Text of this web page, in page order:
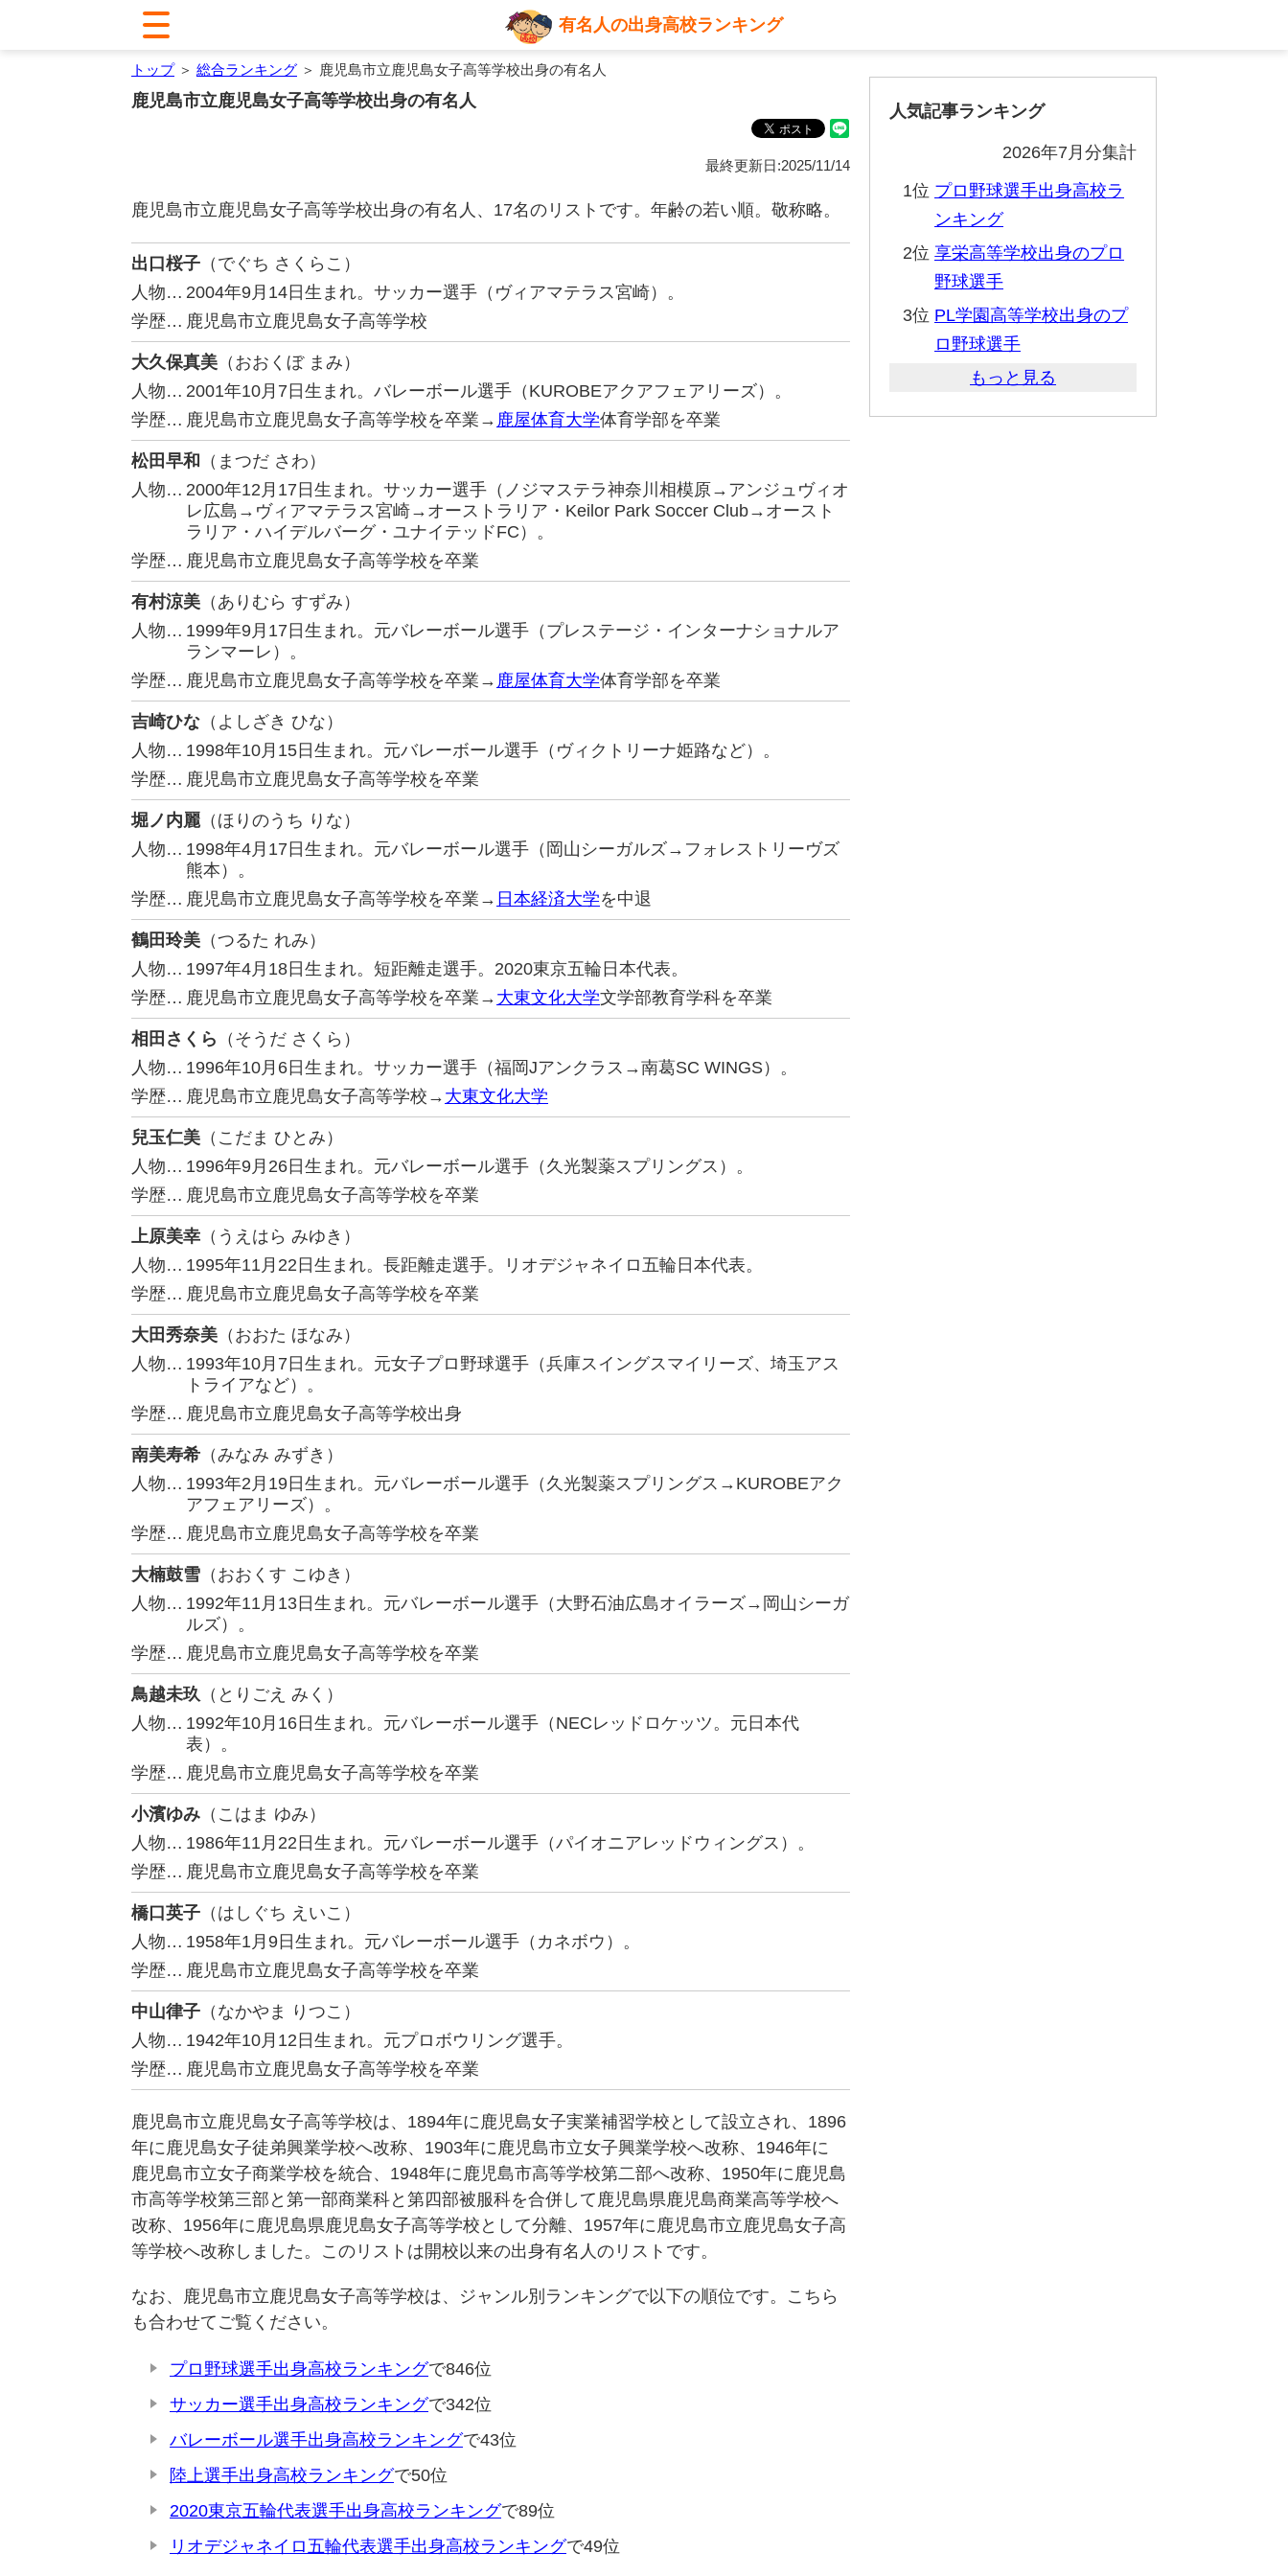
有名人の出身高校ランキング
トップ＞ 総合ランキング ＞ 鹿児島市立鹿児島女子高等学校出身の有名人
鹿児島市立鹿児島女子高等学校出身の有名人
最終更新日:2025/11/14
鹿児島市立鹿児島女子高等学校出身の有名人、17名のリストです。年齢の若い順。敬称略。
出口桜子 （でぐち さくらこ）
人物… 2004年9月14日生まれ。サッカー選手（ヴィアマテラス宮崎）。
学歴… 鹿児島市立鹿児島女子高等学校
大久保真美 （おおくぼ まみ）
人物… 2001年10月7日生まれ。バレーボール選手（KUROBEアクアフェアリーズ）。
学歴… 鹿児島市立鹿児島女子高等学校を卒業→ 鹿屋体育大学体育学部を卒業
松田早和
（まつだ さわ）
人物… 2000年12月17日生まれ。サッカー選手（ノジマステラ神奈川相模原→アンジュヴィオ
レ広島→ヴィアマテラス宮崎→オーストラリア・Keilor Park Soccer Club→オースト
ラリア・ハイデルバーグ・ユナイテッドFC）。
学歴… 鹿児島市立鹿児島女子高等学校を卒業
有村涼美 （ありむら すずみ）
人物… 1999年9月17日生まれ。元バレーボール選手（プレステージ・インターナショナルア
ランマーレ）。
学歴… 鹿児島市立鹿児島女子高等学校を卒業→ 鹿屋体育大学体育学部を卒業
吉崎ひな （よしざき ひな）
人物… 1998年10月15日生まれ。元バレーボール選手（ヴィクトリーナ姫路など）。
学歴… 鹿児島市立鹿児島女子高等学校を卒業
堀ノ内麗 （ほりのうち りな）
人物… 1998年4月17日生まれ。元バレーボール選手（岡山シーガルズ→フォレストリーヴズ
熊本）。
学歴… 鹿児島市立鹿児島女子高等学校を卒業→ 日本経済大学を中退
鶴田玲美 （つるた れみ）
人物… 1997年4月18日生まれ。短距離走選手。2020東京五輪日本代表。
学歴… 鹿児島市立鹿児島女子高等学校を卒業→ 大東文化大学文学部教育学科を卒業
相田さくら （そうだ さくら）
人物… 1996年10月6日生まれ。サッカー選手（福岡Jアンクラス→南葛SC WINGS）。
学歴… 鹿児島市立鹿児島女子高等学校→ 大東文化大学
兒玉仁美 （こだま ひとみ）
人物… 1996年9月26日生まれ。元バレーボール選手（久光製薬スプリングス）。
学歴… 鹿児島市立鹿児島女子高等学校を卒業
上原美幸 （うえはら みゆき）
人物… 1995年11月22日生まれ。長距離走選手。リオデジャネイロ五輪日本代表。
学歴… 鹿児島市立鹿児島女子高等学校を卒業
大田秀奈美 （おおた ほなみ）
人物… 1993年10月7日生まれ。元女子プロ野球選手（兵庫スイングスマイリーズ、埼玉アス
トライアなど）。
学歴… 鹿児島市立鹿児島女子高等学校出身
南美寿希 （みなみ みずき）
人物… 1993年2月19日生まれ。元バレーボール選手（久光製薬スプリングス→KUROBEアク
アフェアリーズ）。
学歴… 鹿児島市立鹿児島女子高等学校を卒業
大楠鼓雪 （おおくす こゆき）
人物… 1992年11月13日生まれ。元バレーボール選手（大野石油広島オイラーズ→岡山シーガ
ルズ）。
学歴… 鹿児島市立鹿児島女子高等学校を卒業
鳥越未玖 （とりごえ みく）
人物… 1992年10月16日生まれ。元バレーボール選手（NECレッドロケッツ。元日本代
表）。
学歴… 鹿児島市立鹿児島女子高等学校を卒業
小濱ゆみ （こはま ゆみ）
人物… 1986年11月22日生まれ。元バレーボール選手（パイオニアレッドウィングス）。
学歴… 鹿児島市立鹿児島女子高等学校を卒業
橋口英子 （はしぐち えいこ）
人物… 1958年1月9日生まれ。元バレーボール選手（カネボウ）。
学歴… 鹿児島市立鹿児島女子高等学校を卒業
中山律子 （なかやま りつこ）
人物… 1942年10月12日生まれ。元プロボウリング選手。
学歴… 鹿児島市立鹿児島女子高等学校を卒業
鹿児島市立鹿児島女子高等学校は、1894年に鹿児島女子実業補習学校として設立され、1896
年に鹿児島女子徒弟興業学校へ改称、1903年に鹿児島市立女子興業学校へ改称、1946年に
鹿児島市立女子商業学校を統合、1948年に鹿児島市高等学校第二部へ改称、1950年に鹿児島
市高等学校第三部と第一部商業科と第四部被服科を合併して鹿児島県鹿児島商業高等学校へ
改称、1956年に鹿児島県鹿児島女子高等学校として分離、1957年に鹿児島市立鹿児島女子高
等学校へ改称しました。このリストは開校以来の出身有名人のリストです。
なお、鹿児島市立鹿児島女子高等学校は、ジャンル別ランキングで以下の順位です。こちら
も合わせてご覧ください。
プロ野球選手出身高校ランキングで846位
サッカー選手出身高校ランキングで342位
バレーボール選手出身高校ランキングで43位
陸上選手出身高校ランキングで50位
2020東京五輪代表選手出身高校ランキングで89位
リオデジャネイロ五輪代表選手出身高校ランキングで49位
人気記事ランキング
2026年7月分集計
1位 プロ野球選手出身高校ラ
ンキング
2位 享栄高等学校出身のプロ
野球選手
3位 PL学園高等学校出身のプ
ロ野球選手
もっと見る